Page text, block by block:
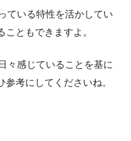
ている特性を活かしてい
こともできますよ。
々感じていることを基に
考にしてくださいね。